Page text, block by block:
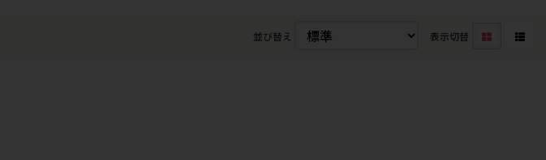
並び替え 表示切替